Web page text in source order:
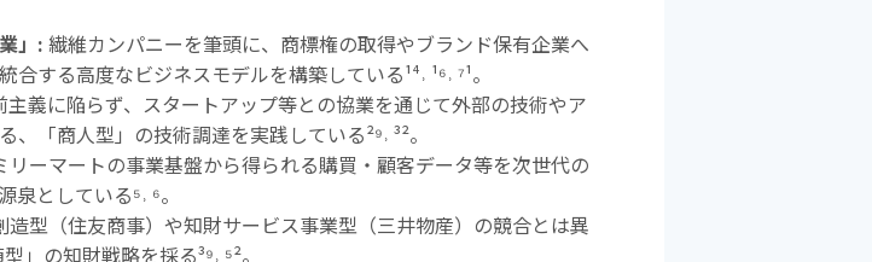
」 : 繊維カンパニーを筆頭に、商標権の取得やブランド保有企業へ
合する高度なビジネスモデルを構築している¹⁴˒ ¹⁶˒ ⁷¹。
主義に陥らず、スタートアップ等との協業を通じて外部の技術やア
、「商人型」の技術調達を実践している²⁹˒ ³²。
リーマートの事業基盤から得られる購買・顧客データ等を次世代の
泉としている⁵˒ ⁶。
造型（住友商事）や知財サービス事業型（三井物産）の競合とは異
」の知財戦略を採る³⁹˒ ⁵²。